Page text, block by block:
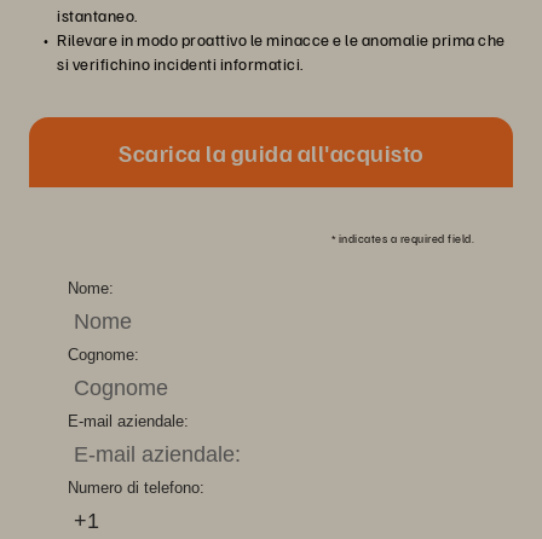
istantaneo.
Rilevare in modo proattivo le minacce e le anomalie prima che
si verifichino incidenti informatici.
Scarica la guida all'acquisto
* indicates a required field.
Nome:
Cognome:
E-mail aziendale:
Numero di telefono: